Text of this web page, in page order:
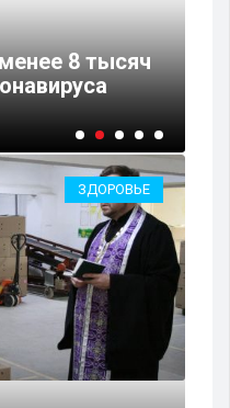
8 тысяч
ЗДОРОВЬЕ